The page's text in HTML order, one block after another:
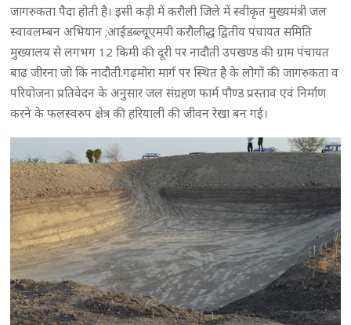
जागरुकता पैदा होती है। इसी कड़ी में करौली जिले में स्वीकृत मुख्यमंत्री जल
स्वावलम्बन अभियान ;आईडब्ल्यूएमपी करौलीद्ध द्वितीय पंचायत समिति
मुख्यालय से लगभग 12 किमी की दूरी पर नादौती उपखण्ड की ग्राम पंचायत
बाढ़ जीरना जो कि नादौती.गढ़मोरा मार्ग पर स्थित है के लोगों की जागरुकता व
परियोजना प्रतिवेदन के अनुसार जल संग्रहण फार्म पौण्ड प्रस्ताव एवं निर्माण
करने के फलस्वरुप क्षेत्र की हरियाली की जीवन रेखा बन गई।